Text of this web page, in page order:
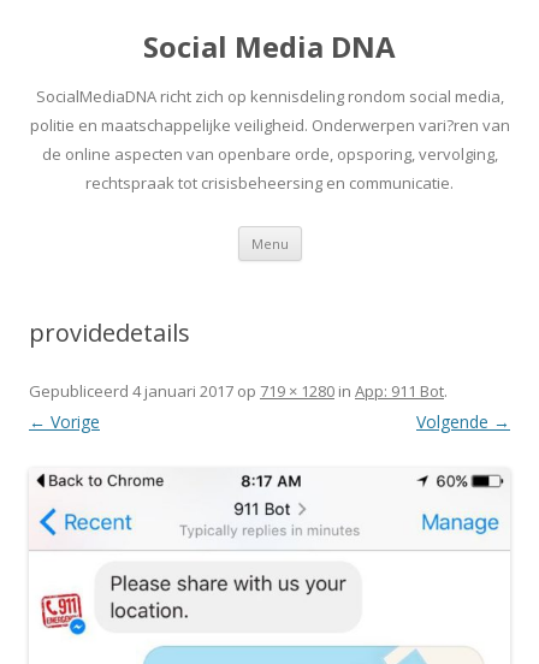
Social Media DNA
SocialMediaDNA richt zich op kennisdeling rondom social media,
politie en maatschappelijke veiligheid. Onderwerpen vari?ren van
de online aspecten van openbare orde, opsporing, vervolging,
rechtspraak tot crisisbeheersing en communicatie.
Menu Spring
inhoud
providedetails
Gepubliceerd 4 januari 2017 op 719 × 1280 in App: 911 Bot.
← Vorige Volgende →